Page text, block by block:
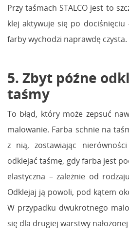
Przy taśmach STALCO jest to
klej aktywuje się po dociśnięciu
farby wychodzi naprawdę czysta.
5. Zbyt późne
taśmy
To błąd, który może zepsuć
malowanie. Farba schnie na
z nią, zostawiając
odklejać taśmę, gdy farba jest
elastyczna – zależnie od
Odklejaj ją powoli, pod kątem
W przypadku dwukrotnego
się dla drugiej warstwy